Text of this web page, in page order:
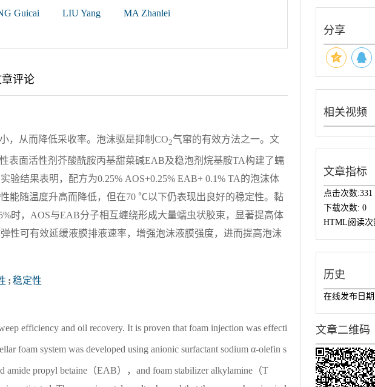
Guicai LIU Yang
MA Zhanlei
评论
，从而降低采收率。泡沫驱是抑制CO2气窜的有效方法之一。文
表面活性剂芥酸酰胺丙基甜菜碱EAB及稳泡剂烷基胺TA构建了蠕
验结果表明，配方为0.25% AOS+0.25% EAB+ 0.1% TA的泡沫体
能随温度升高而降低，但在70 ℃以下仍表现出良好的稳定性。黏
时，AOS与EAB分子相互缠绕形成大量蠕虫状胶束，显著提高体
性可有效延缓液膜排液速率，增强泡沫液膜强度，进而提高泡沫
; 稳定性
efficiency and oil recovery. It is proven that foam injection was effecti
foam system was developed using anionic surfactant sodium α-olefin s
amide propyl betaine（EAB），and foam stabilizer alkylamine（T
分享
相关视频
文章指标
点击次数:331
下载次数: 0
HTML阅读次
历史
在线发布日
文章二维码